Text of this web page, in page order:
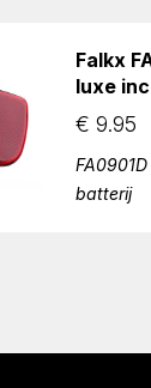
Falkx
luxe
€ 9.95
batterij